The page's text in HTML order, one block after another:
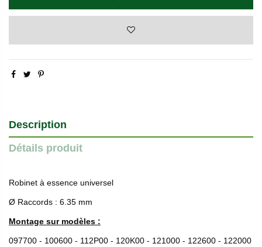
Description
Détails produit
Robinet à essence universel
Ø Raccords : 6.35 mm
Montage sur modèles :
097700 - 100600 - 112P00 - 120K00 - 121000 - 122600 - 122000